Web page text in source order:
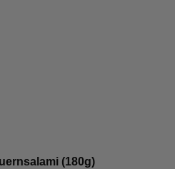
(180g)